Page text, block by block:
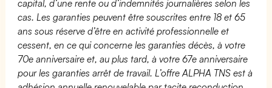
capital, d’une rente ou d’indemnités journalières selon les
cas. Les garanties peuvent être souscrites entre 18 et 65
ans sous réserve d’être en activité professionnelle et
cessent, en ce qui concerne les garanties décès, à votre
70e anniversaire et, au plus tard, à votre 67e anniversaire
pour les garanties arrêt de travail. L’offre ALPHA TNS est à